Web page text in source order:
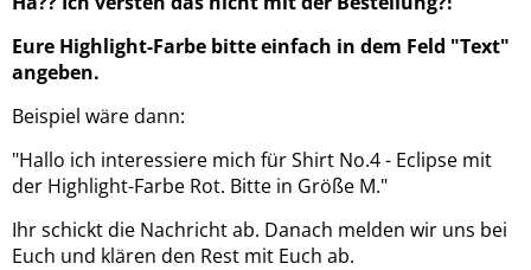
Eure Highlight-Farbe bitte einfach in dem Feld "Text"
angeben.
Beispiel wäre dann:
"Hallo ich interessiere mich für Shirt No.4 - Eclipse mit
der Highlight-Farbe Rot. Bitte in Größe M."
Ihr schickt die Nachricht ab. Danach melden wir uns bei
Euch und klären den Rest mit Euch ab.